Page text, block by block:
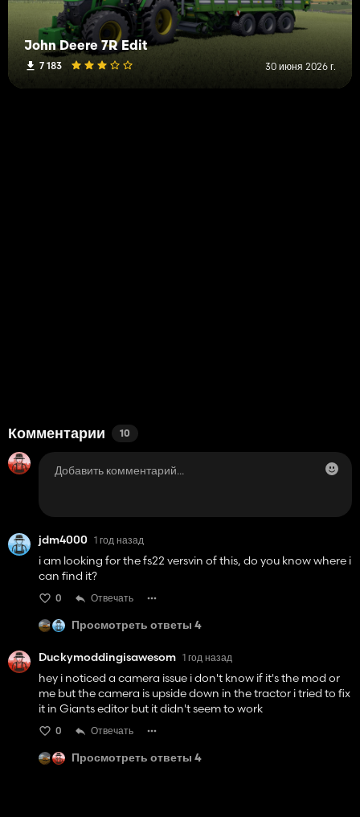
John Deere 7R Edit
7 183 30 июня 2026 г.
Комментарии 10
jdm4000 1 год назад
i am looking for the fs22 versvin of this, do you know where i
can find it?
0 Отвечать
Просмотреть ответы 4
Duckymoddingisawesom 1 год назад
hey i noticed a camera issue i don't know if it's the mod or
me but the camera is upside down in the tractor i tried to fix
it in Giants editor but it didn't seem to work
0 Отвечать
Просмотреть ответы 4